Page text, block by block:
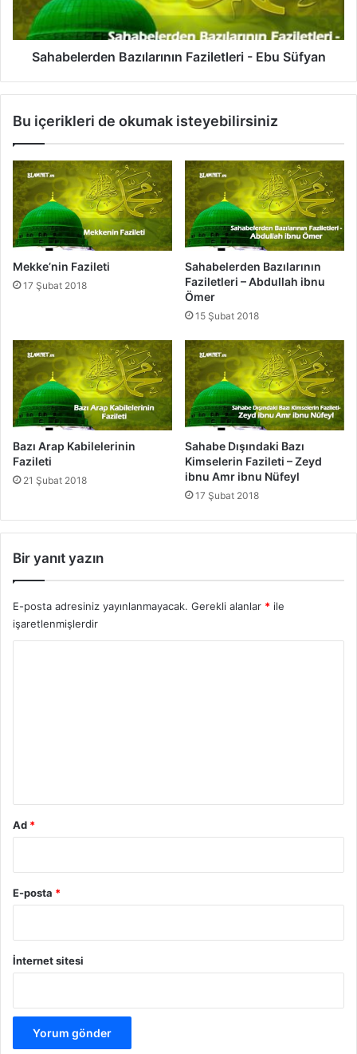
ı
a
l
e
t
l
e
i
-
u
U
b
e
y
d
e
r
a
l
a
r
ı
n
n
F
i
l
e
t
l
e
r
i
-
u
ü
a
n
Sahabelerden Bazılarının Faziletleri - Ebu Süfyan
Bu içerikleri de okumak isteyebilirsiniz
Mekke’nin Fazileti
17 Şubat 2018
Sahabelerden Bazılarının
Faziletleri – Abdullah ibnu
Ömer
15 Şubat 2018
Bazı Arap Kabilelerinin
Fazileti
21 Şubat 2018
Sahabe Dışındaki Bazı
Kimselerin Fazileti – Zeyd
ibnu Amr ibnu Nüfeyl
17 Şubat 2018
Bir yanıt yazın
E-posta adresiniz yayınlanmayacak. Gerekli alanlar * ile
işaretlenmişlerdir
Ad *
E-posta *
İnternet sitesi